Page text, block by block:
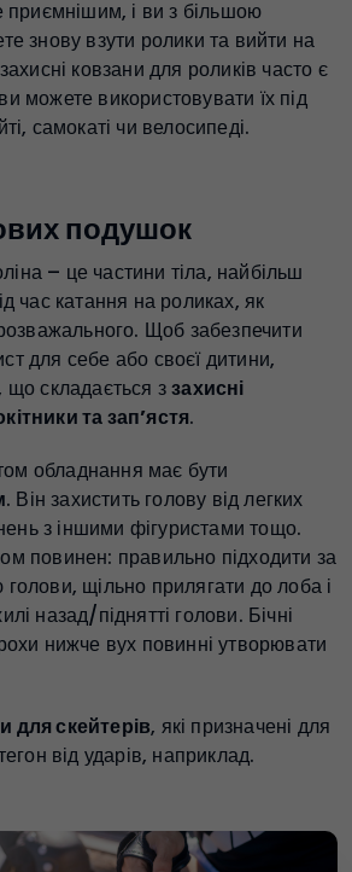
приємнішим, і ви з більшою
знову взути ролики та вийти на
ковзани для роликів часто є
можете використовувати їх під
самокаті чи велосипеді.
подушок
– це частини тіла, найбільш
час катання на роликах, як
Щоб забезпечити
для себе або своєї дитини,
що складається ззахисні
та зап’ястя.
обладнання має бути
. Він захистить голову від легких
з іншими фігуристами тощо.
повинен: правильно підходити за
щільно прилягати до лоба і
назад/піднятті голови. Бічні
нижче вух повинні утворювати
для скейтерів, які призначені для
від ударів, наприклад.